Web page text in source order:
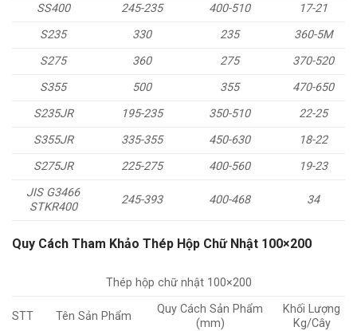
SS400
245-235 400-510
17-21
S235
330 235
360-5M
S275
360 275
370-520
S355
500 355
470-650
S235JR
195-235 350-510
22-25
S355JR
335-355 450-630
18-22
S275JR
225-275 400-560
19-23
JIS G3466
STKR400
245-393 400-468 34
Quy Cách Tham Khảo Thép Hộp Chữ Nhật 100×200
Thép hộp chữ nhật 100×200
STT Tên Sản Phẩm
Quy Cách Sản Phẩm
(mm)
Khối Lượng
Kg/Cây